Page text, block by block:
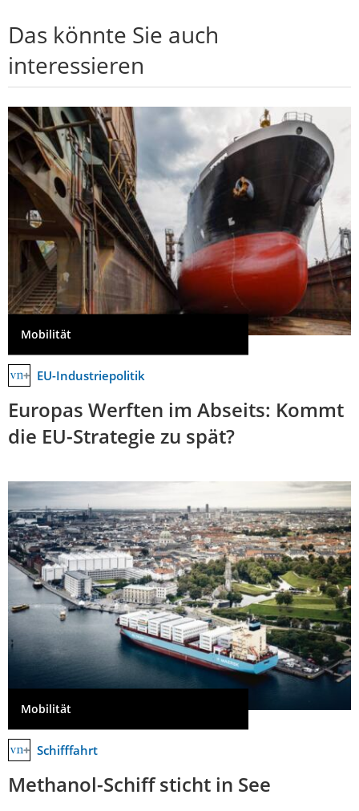
Das könnte Sie auch
interessieren
Mobilität
EU-Industriepolitik
Europas Werften im Abseits: Kommt
die EU-Strategie zu spät?
Mobilität
Schifffahrt
Methanol-Schiff sticht in See